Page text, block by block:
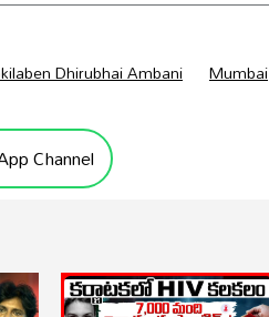
Dhirubhai Ambani
Mumbai
Channel